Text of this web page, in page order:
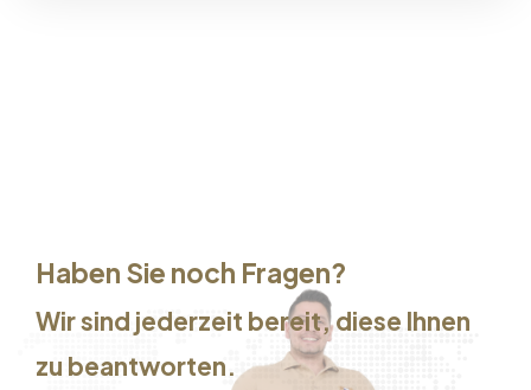
Haben Sie noch Fragen?
Wir sind jederzeit bereit, diese Ihnen
zu beantworten.